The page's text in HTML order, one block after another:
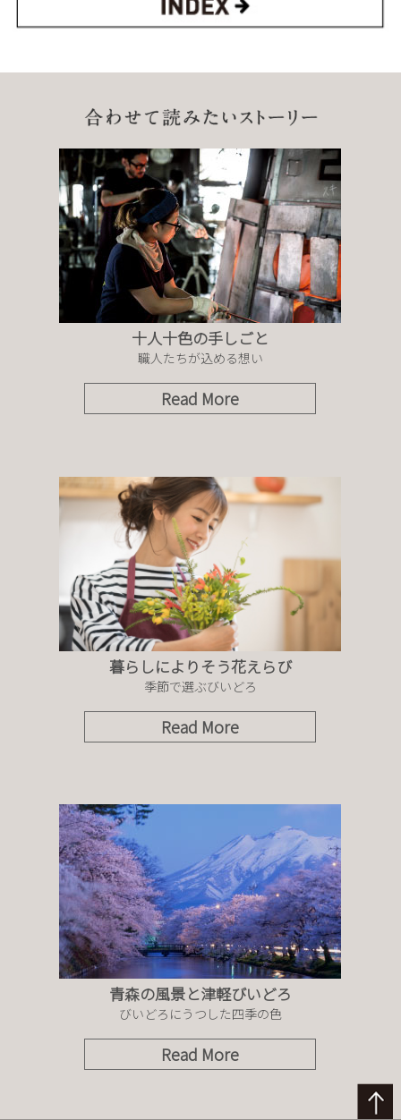
十人十色の手しごと
職人たちが込める想い
Read More
暮らしによりそう花えらび
季節で選ぶびいどろ
Read More
青森の風景と津軽びいどろ
びいどろにうつした四季の色
Read More